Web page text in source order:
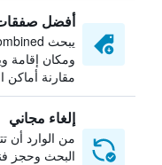
أفضل صفقات
ومكان إقامة
مقارنة أماكن
إلغاء مجاني
من الوارد أن
البحث وحجز